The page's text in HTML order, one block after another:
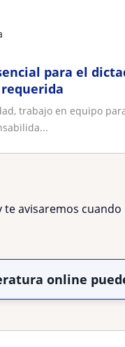
para el
trabajo en equipo
avisaremos
online